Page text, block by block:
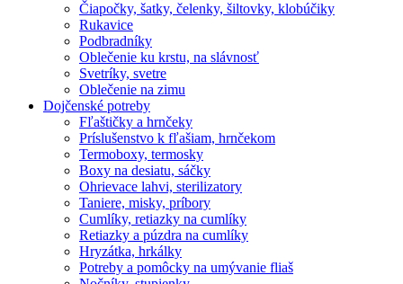
Čiapočky, šatky, čelenky, šiltovky, klobúčiky
Rukavice
Podbradníky
Oblečenie ku krstu, na slávnosť
Svetríky, svetre
Oblečenie na zimu
Dojčenské potreby
Fľaštičky a hrnčeky
Príslušenstvo k fľašiam, hrnčekom
Termoboxy, termosky
Boxy na desiatu, sáčky
Ohrievace lahvi, sterilizatory
Taniere, misky, príbory
Cumlíky, retiazky na cumlíky
Retiazky a púzdra na cumlíky
Hryzátka, hrkálky
Potreby a pomôcky na umývanie fliaš